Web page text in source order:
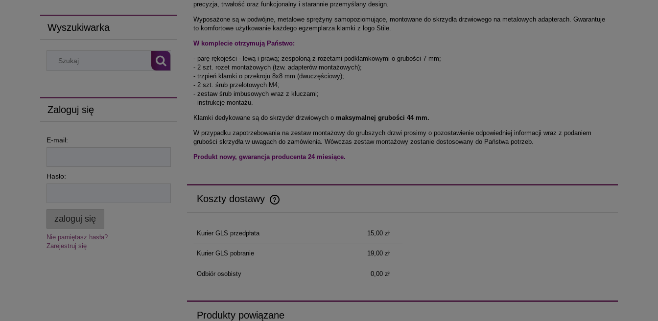
Wyszukiwarka
Zaloguj się
E-mail:
Hasło:
zaloguj się
Nie pamiętasz hasła?
Zarejestruj się
precyzja, trwałość oraz funkcjonalny i starannie przemyślany design.
Wyposażone są w podwójne, metalowe sprężyny samopoziomujące, montowane do skrzydła drzwiowego na metalowych adapterach. Gwarantuje
to komfortowe użytkowanie każdego egzemplarza klamki z logo Stile.
W komplecie otrzymują Państwo:
- parę rękojeści - lewą i prawą; zespoloną z rozetami podklamkowymi o grubości 7 mm;
- 2 szt. rozet montażowych (tzw. adapterów montażowych);
- trzpień klamki o przekroju 8x8 mm (dwuczęściowy);
- 2 szt. śrub przelotowych M4;
- zestaw śrub imbusowych wraz z kluczami;
- instrukcję montażu.
Klamki dedykowane są do skrzydeł drzwiowych o maksymalnej grubości 44 mm.
W przypadku zapotrzebowania na zestaw montażowy do grubszych drzwi prosimy o pozostawienie odpowiedniej informacji wraz z podaniem
grubości skrzydła w uwagach do zamówienia. Wówczas zestaw montażowy zostanie dostosowany do Państwa potrzeb.
Produkt nowy, gwarancja producenta 24 miesiące.
Koszty dostawy
Kurier GLS przedpłata 15,00 zł
Kurier GLS pobranie 19,00 zł
Odbiór osobisty 0,00 zł
Produkty powiązane